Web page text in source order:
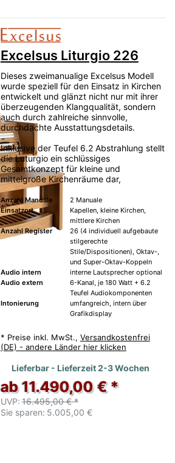
Excelsus Liturgio 226
Dieses zweimanualige Excelsus Modell
wurde speziell für den Einsatz in Kirchen
entwickelt und glänzt nicht nur mit ihrer
überzeugenden Klangqualität, sondern
auch durch zahlreiche sinnvolle,
durchdachte Ausstattungsdetails.
Inklusive der Teufel 6.2 Abstrahlung stellt
die Luturgio ein schlüssiges
Gesamtkonzept für kleine und
mittelgroße Kirchenräume dar,
Anzahl Manuale
2 Manuale
Einsatzort
Kapellen, kleine Kirchen,
mittlere Kirchen
Anzahl Register
26 (4 individuell aufgebaute
stilgerechte
Stile/Dispositionen), Oktav-,
und Super-Oktav-Koppeln
Audio intern
interne Lautsprecher optional
Audio extern
6-Kanal, je 180 Watt + 6.2
Teufel Audiokomponenten
Intonierung
umfangreich, intern über
Grafikdisplay
* Preise inkl. MwSt., Versandkostenfrei
(DE) - andere Länder hier klicken
Lieferbar - Lieferzeit 2-3 Wochen
ab 11.490,00 € *
UVP: 16.495,00 € *
Sie sparen: 5.005,00 €